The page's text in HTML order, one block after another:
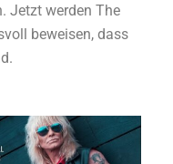
Jetzt werden The
beweisen, dass